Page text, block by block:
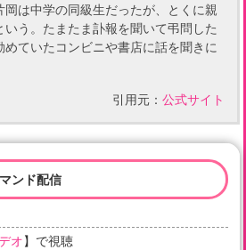
は中学の同級生だったが、とくに親
いう。たまたま訃報を聞いて弔問した
めていたコンビニや書店に話を聞きに
引用元： 公式サイト
ンド配信
オ】で視聴